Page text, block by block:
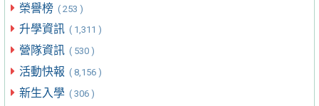
榮譽榜 ( 253 )
升學資訊 ( 1,311 )
營隊資訊 ( 530 )
活動快報 ( 8,156 )
新生入學 ( 306 )